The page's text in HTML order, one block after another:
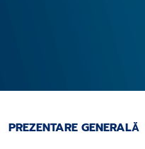
PREZENTARE GENERALĂ